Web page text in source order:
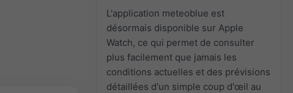
L'application meteoblue est
désormais disponible sur Apple
Watch, ce qui permet de consulter
plus facilement que jamais les
conditions actuelles et des prévisions
détaillées d'un simple coup d'œil au